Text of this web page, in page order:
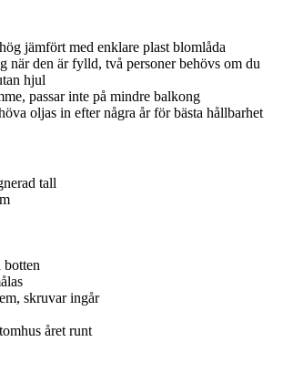
jämfört med enklare plast blomlåda
när den är fylld, två personer behövs om du
hjul
passar inte på mindre balkong
oljas in efter några år för bästa hållbarhet
tall
botten
skruvar ingår
året runt